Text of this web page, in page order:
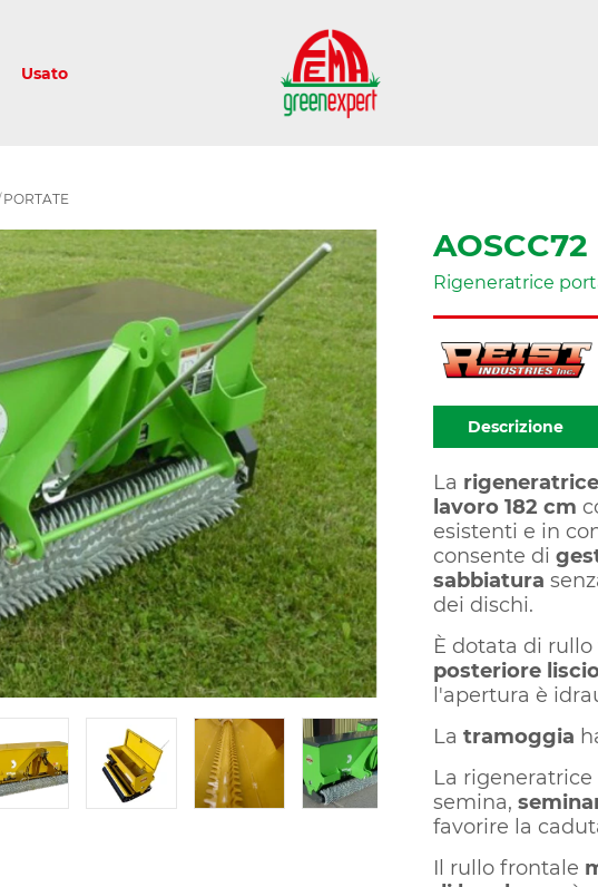
Usato
PORTATE
AOSCC72
Rigeneratrice
Descrizione
La rigeneratrice
lavoro 182 cm
esistenti e in
consente di
sabbiatura
dei dischi.
È dotata di
posteriore
l'apertura è
La tramoggia
La
semina,
favorire la
Il rullo frontale